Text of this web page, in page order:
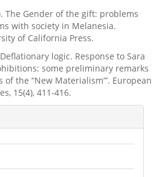
The Gender of the gift: problems
with society in Melanesia.
of California Press.
logic. Response to Sara
some preliminary remarks
the “New Materialism”’. European
15(4), 411-416.